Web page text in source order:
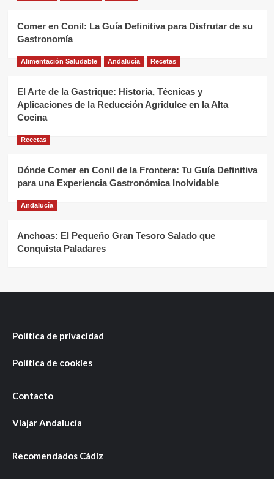
Comer en Conil: La Guía Definitiva para Disfrutar de su
Gastronomía
Alimentación Saludable Andalucía Recetas
El Arte de la Gastrique: Historia, Técnicas y
Aplicaciones de la Reducción Agridulce en la Alta
Cocina
Recetas
Dónde Comer en Conil de la Frontera: Tu Guía Definitiva
para una Experiencia Gastronómica Inolvidable
Andalucía
Anchoas: El Pequeño Gran Tesoro Salado que
Conquista Paladares
Política de privacidad
Política de cookies
Contacto
Viajar Andalucía
Recomendados Cádiz